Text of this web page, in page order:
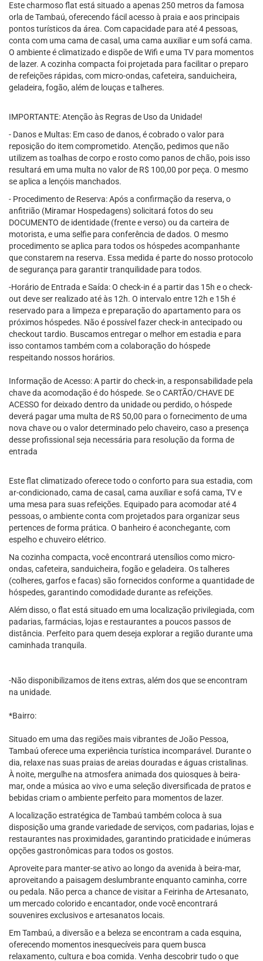
Este charmoso flat está situado a apenas 250 metros da famosa
orla de Tambaú, oferecendo fácil acesso à praia e aos principais
pontos turísticos da área. Com capacidade para até 4 pessoas,
conta com uma cama de casal, uma cama auxiliar e um sofá cama.
O ambiente é climatizado e dispõe de Wifi e uma TV para momentos
de lazer. A cozinha compacta foi projetada para facilitar o preparo
de refeições rápidas, com micro-ondas, cafeteira, sanduicheira,
geladeira, fogão, além de louças e talheres.
IMPORTANTE: Atenção às Regras de Uso da Unidade!
- Danos e Multas: Em caso de danos, é cobrado o valor para
reposição do item comprometido. Atenção, pedimos que não
utilizem as toalhas de corpo e rosto como panos de chão, pois isso
resultará em uma multa no valor de R$ 100,00 por peça. O mesmo
se aplica a lençóis manchados.
- Procedimento de Reserva: Após a confirmação da reserva, o
anfitrião (Miramar Hospedagens) solicitará fotos do seu
DOCUMENTO de identidade (frente e verso) ou da carteira de
motorista, e uma selfie para conferência de dados. O mesmo
procedimento se aplica para todos os hóspedes acompanhante
que constarem na reserva. Essa medida é parte do nosso protocolo
de segurança para garantir tranquilidade para todos.
-Horário de Entrada e Saída: O check-in é a partir das 15h e o check-
out deve ser realizado até às 12h. O intervalo entre 12h e 15h é
reservado para a limpeza e preparação do apartamento para os
próximos hóspedes. Não é possível fazer check-in antecipado ou
checkout tardio. Buscamos entregar o melhor em estadia e para
isso contamos também com a colaboração do hóspede
respeitando nossos horários.
Informação de Acesso: A partir do check-in, a responsabilidade pela
chave da acomodação é do hóspede. Se o CARTÃO/CHAVE DE
ACESSO for deixado dentro da unidade ou perdido, o hóspede
deverá pagar uma multa de R$ 50,00 para o fornecimento de uma
nova chave ou o valor determinado pelo chaveiro, caso a presença
desse profissional seja necessária para resolução da forma de
entrada
Este flat climatizado oferece todo o conforto para sua estadia, com
ar-condicionado, cama de casal, cama auxiliar e sofá cama, TV e
uma mesa para suas refeições. Equipado para acomodar até 4
pessoas, o ambiente conta com projetados para organizar seus
pertences de forma prática. O banheiro é aconchegante, com
espelho e chuveiro elétrico.
Na cozinha compacta, você encontrará utensílios como micro-
ondas, cafeteira, sanduicheira, fogão e geladeira. Os talheres
(colheres, garfos e facas) são fornecidos conforme a quantidade de
hóspedes, garantindo comodidade durante as refeições.
Além disso, o flat está situado em uma localização privilegiada, com
padarias, farmácias, lojas e restaurantes a poucos passos de
distância. Perfeito para quem deseja explorar a região durante uma
caminhada tranquila.
-Não disponibilizamos de itens extras, além dos que se encontram
na unidade.
*Bairro:
Situado em uma das regiões mais vibrantes de João Pessoa,
Tambaú oferece uma experiência turística incomparável. Durante o
dia, relaxe nas suas praias de areias douradas e águas cristalinas.
À noite, mergulhe na atmosfera animada dos quiosques à beira-
mar, onde a música ao vivo e uma seleção diversificada de pratos e
bebidas criam o ambiente perfeito para momentos de lazer.
A localização estratégica de Tambaú também coloca à sua
disposição uma grande variedade de serviços, com padarias, lojas e
restaurantes nas proximidades, garantindo praticidade e inúmeras
opções gastronômicas para todos os gostos.
Aproveite para manter-se ativo ao longo da avenida à beira-mar,
aproveitando a paisagem deslumbrante enquanto caminha, corre
ou pedala. Não perca a chance de visitar a Feirinha de Artesanato,
um mercado colorido e encantador, onde você encontrará
souvenires exclusivos e artesanatos locais.
Em Tambaú, a diversão e a beleza se encontram a cada esquina,
oferecendo momentos inesquecíveis para quem busca
relaxamento, cultura e boa comida. Venha descobrir tudo o que